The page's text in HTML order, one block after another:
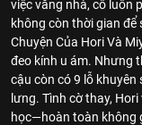
việc vắng nhà, cô luôn
không còn thời gian
Chuyện Của Hori Và
đeo kính u ám. Nhưng
cậu còn có 9 lỗ khuyên
lưng. Tình cờ thay,
học—hoàn toàn không